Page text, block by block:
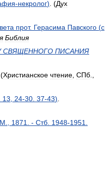
-некролог) . (Дух
прот. Герасима Павского (с
Библия
СВЯЩЕННОГО ПИСАНИЯ
. (Христианское чтение СПб
13 24-30 37-43)
М 1871 . - Стб 1948-1951